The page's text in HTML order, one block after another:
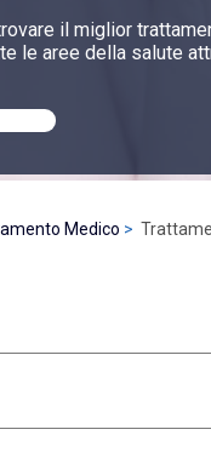
il miglior
le aree della salute
Medico